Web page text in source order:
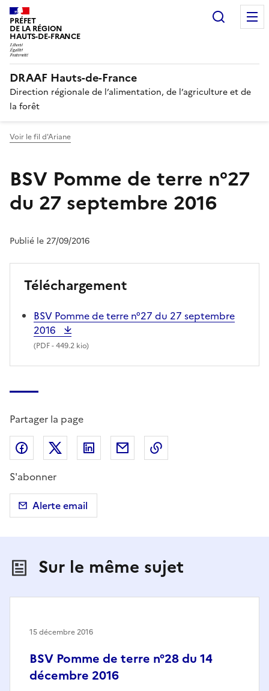
PRÉFET
DE LA RÉGION
HAUTS-DE-FRANCE
DRAAF Hauts-de-France
Direction régionale de l’alimentation, de l’agriculture et de
la forêt
Voir le fil d'Ariane
BSV Pomme de terre n°27
du 27 septembre 2016
Publié le 27/09/2016
Téléchargement
BSV Pomme de terre n°27 du 27 septembre
2016
(PDF- 449.2 kio)
Partager la page
Partager sur Facebook
Partager sur X (anciennement Twitter)
Partager sur LinkedIn
Partager par email
S'abonner
Alerte email
Sur le même sujet
BSV Pomme de terre n°28 du 14
décembre 2016
15 décembre 2016